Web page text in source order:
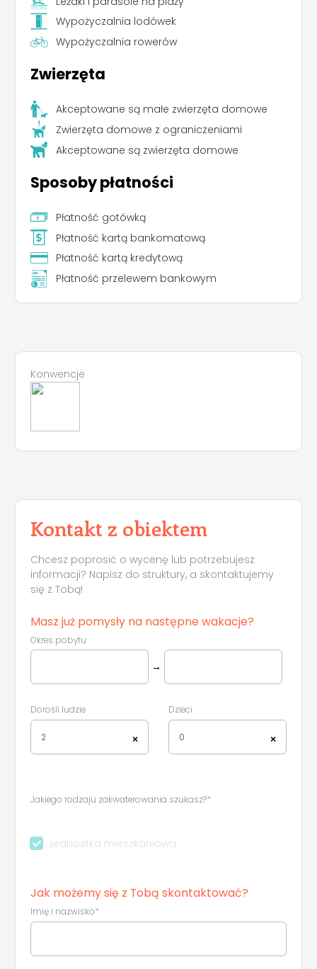
Wypożyczalnia lodówek
Wypożyczalnia rowerów
Zwierzęta
Akceptowane są małe zwierzęta domowe
Zwierzęta domowe z ograniczeniami
Akceptowane są zwierzęta domowe
Sposoby płatności
Płatność gotówką
Płatność kartą bankomatową
Płatność kartą kredytową
Płatność przelewem bankowym
Konwencje
Kontakt z obiektem
Chcesz poprosić o wycenę lub potrzebujesz
informacji? Napisz do struktury, a skontaktujemy
się z Tobą!
Masz już pomysły na następne wakacje?
Okres pobytu
→
Dorośli ludzie
×
2
Dzieci
×
0
Jakiego rodzaju zakwaterowania szukasz?*
Jednostka mieszkaniowa
Jak możemy się z Tobą skontaktować?
Imię i nazwisko*